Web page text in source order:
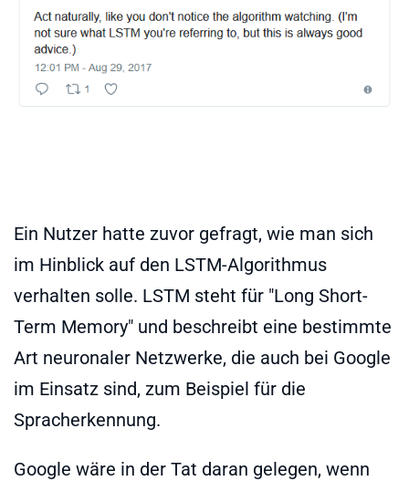
Ein Nutzer hatte zuvor gefragt, wie man sich
im Hinblick auf den LSTM-Algorithmus
verhalten solle. LSTM steht für "Long Short-
Term Memory" und beschreibt eine bestimmte
Art neuronaler Netzwerke, die auch bei Google
im Einsatz sind, zum Beispiel für die
Spracherkennung.
Google wäre in der Tat daran gelegen, wenn